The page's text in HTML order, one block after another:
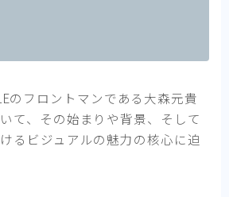
のフロントマンである大森元貴
て、その始まりや背景、そして
るビジュアルの魅力の核心に迫